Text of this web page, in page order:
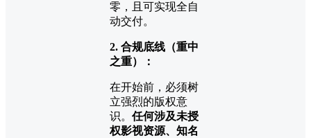
零，且可实现全自
动交付。
2. 合规底线（重中
之重）：
在开始前，必须树
立强烈的版权意
识。 任何涉及未授
权影视资源、知名